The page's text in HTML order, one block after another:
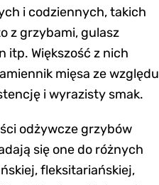
i codziennych, takich
z grzybami, gulasz
itp. Większość z nich
mięsa ze względu
i wyrazisty smak.
odżywcze grzybów
się one do różnych
fleksitariańskiej,